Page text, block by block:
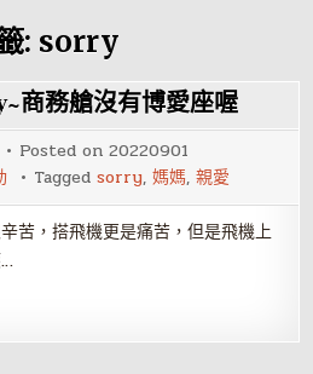
: sorry
商務艙沒有博愛座喔
Posted on20220901
Taggedsorry,媽媽,親愛
苦，搭飛機更是痛苦，但是飛機上